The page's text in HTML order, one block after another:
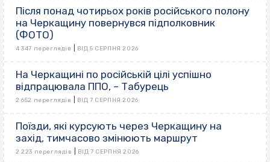
Після понад чотирьох років російського полону
на Черкащину повернувся підполковник
(ФОТО)
4 347 переглядів ВІД 5 СЕРПНЯ 2026
На Черкащині по російській цілі успішно
відпрацювала ППО, – Табурець
2 652 переглядів ВІД 7 СЕРПНЯ 2026
Поїзди, які курсують через Черкащину на
захід, тимчасово змінюють маршрут
2 223 переглядів ВІД 7 СЕРПНЯ 2026